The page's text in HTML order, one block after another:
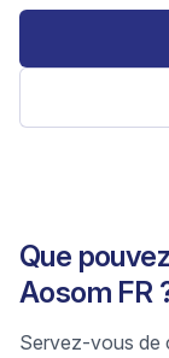
Que
Aosom FR
Servez-vous de